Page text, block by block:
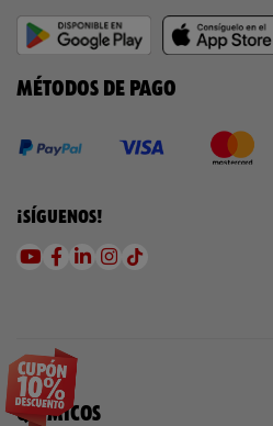
MÉTODOS DE PAGO
¡SÍGUENOS!
QUÍMICOS